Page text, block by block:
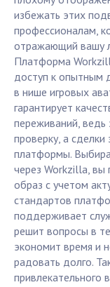
избежать этих
профессионалам,
отражающий вашу
Платформа
доступ к опытным
в нише игровых
гарантирует
переживаний,
проверку, а
платформы.
через Workzilla, вы
образ с учетом
стандартов
поддерживает
решит вопросы в
экономит время и
радовать долго.
привлекательного